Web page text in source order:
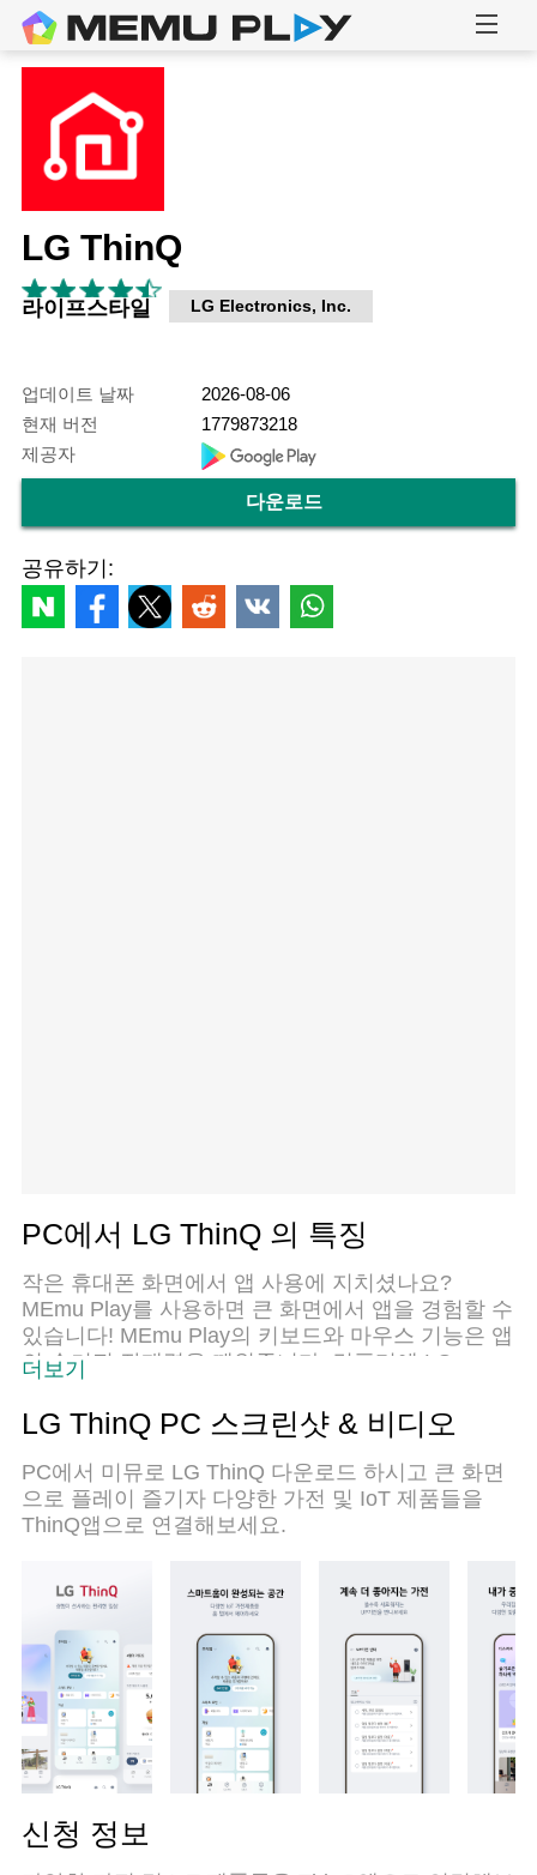
LG ThinQ
라이프스타일 LG Electronics, Inc.
업데이트 날짜
2026-08-06
현재 버전
1779873218
제공자
다운로드
공유하기:
PC에서 LG ThinQ 의 특징
작은 휴대폰 화면에서 앱 사용에 지치셨나요?
MEmu Play를 사용하면 큰 화면에서 앱을 경험할 수
있습니다! MEmu Play의 키보드와 마우스 기능은 앱
의 숨겨진 잠재력을 깨워줍니다. 컴퓨터에 LG
나 과열 걱정 없이 좋아하는 앱을 즐길 수 있습니다.
MEmu Play를 사용하면 컴퓨터에서 앱을 쉽게 사용
할 수 있으며, 언제나 고품질 경험을 보장합니다!
더보기
LG ThinQ PC 스크린샷 & 비디오
PC에서 미뮤로 LG ThinQ 다운로드 하시고 큰 화면
으로 플레이 즐기자 다양한 가전 및 IoT 제품들을
ThinQ앱으로 연결해보세요.
신청 정보